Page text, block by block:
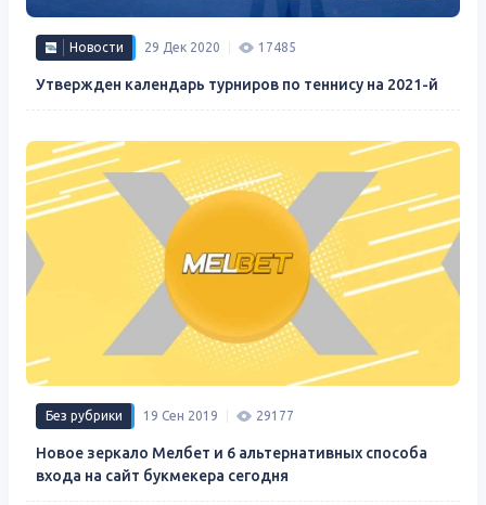
Новости 29 Дек 2020 17485
Утвержден календарь турниров по теннису на 2021-й
Без рубрики 19 Сен 2019 29177
Новое зеркало Мелбет и 6 альтернативных способа
входа на сайт букмекера сегодня